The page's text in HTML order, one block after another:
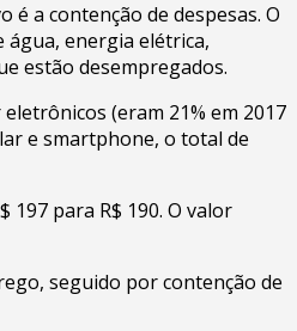
a contenção de despesas. O
água, energia elétrica,
estão desempregados.
(eram 21% em 2017
e smartphone, o total de
197 para R$ 190. O valor
seguido por contenção de